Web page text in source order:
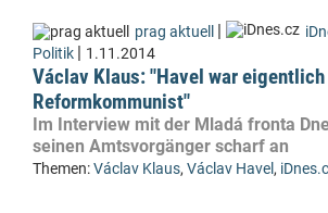
prag aktuell |
Politik | 1.11.2014
Václav Klaus: "Havel war eigentlich
Reformkommunist"
Im Interview mit der Mladá fronta
seinen Amtsvorgänger scharf an
Themen:Václav Klaus, Václav Havel,